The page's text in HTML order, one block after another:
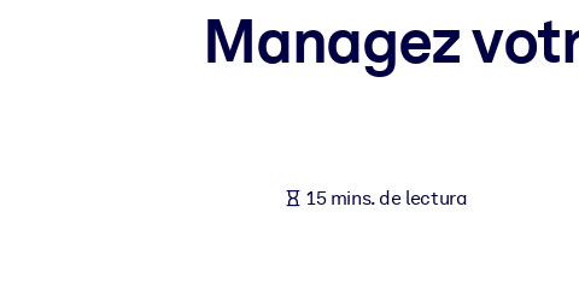
Managez
15 mins. de lectura